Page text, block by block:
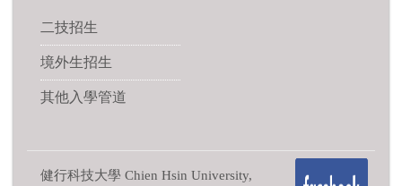
二技招生
境外生招生
其他入學管道
健行科技大學 Chien Hsin University,